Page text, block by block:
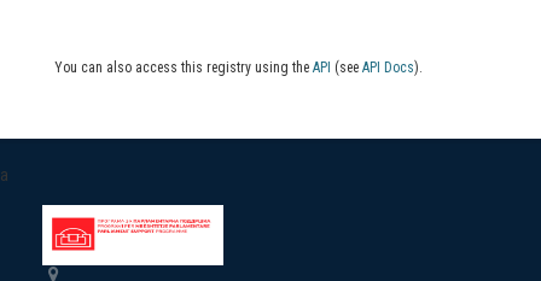
You can also access this registry using the API (see API Docs).
a